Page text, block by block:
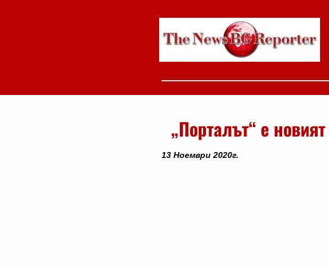
„Порталът“ е
13 Ноември 2020г.